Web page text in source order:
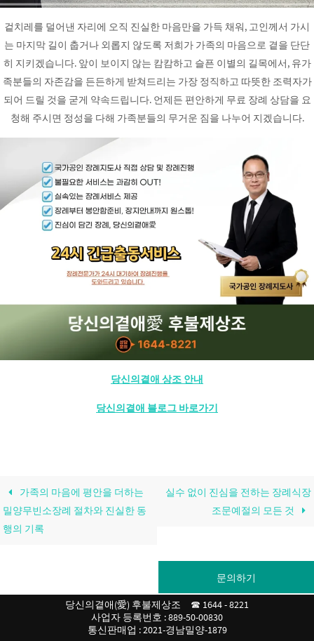
겉치레를 덜어낸 자리에 오직 진실한 마음만을 가득 채워, 고인께서 가시
는 마지막 길이 춥거나 외롭지 않도록 저희가 가족의 마음으로 곁을 단단
히 지키겠습니다. 앞이 보이지 않는 캄캄하고 슬픈 이별의 길목에서, 유가
족분들의 자존감을 든든하게 받쳐드리는 가장 정직하고 따뜻한 조력자가
되어 드릴 것을 굳게 약속드립니다. 언제든 편안하게 무료 장례 상담을 요
청해 주시면 정성을 다해 가족분들의 무거운 짐을 나누어 지겠습니다.
당신의곁애 상조 안내
당신의곁애 블로그 바로가기
가족의 마음에 평안을 더하는
밀양무빈소장례 절차와 진실한 동
행의 기록
실수 없이 진심을 전하는 장례식장
조문예절의 모든 것
당신의곁애(愛) 후불제상조 ☎ 1644 - 8221
사업자 등록번호 : 889-50-00830
통신판매업 : 2021-경남밀양-1879
문의하기